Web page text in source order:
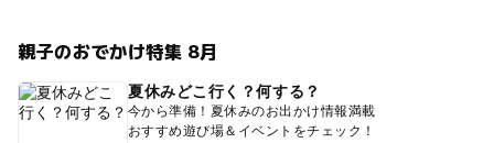
親子のおでかけ特集 8月
夏休みどこ行く？何する？
今から準備！夏休みのお出かけ情報満載
おすすめ遊び場＆イベントをチェック！